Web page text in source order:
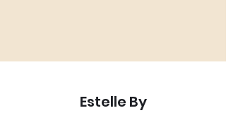
Estelle By